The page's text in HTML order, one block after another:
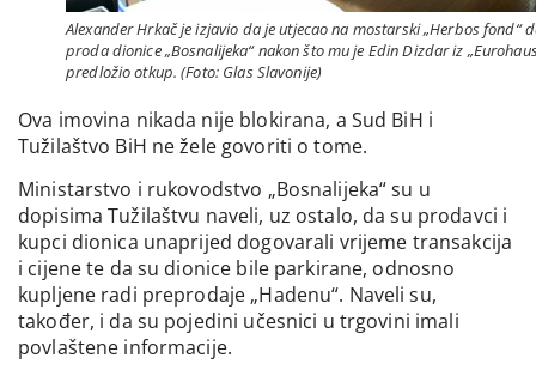
Alexander Hrkač je izjavio da je utjecao na mostarski „Herbos fond“
proda dionice „Bosnalijeka“ nakon što mu je Edin Dizdar iz
predložio otkup. (Foto: Glas Slavonije)
Ova imovina nikada nije blokirana, a Sud BiH i
Tužilaštvo BiH ne žele govoriti o tome.
Ministarstvo i rukovodstvo „Bosnalijeka“ su u
dopisima Tužilaštvu naveli, uz ostalo, da su prodavci i
kupci dionica unaprijed dogovarali vrijeme transakcija
i cijene te da su dionice bile parkirane, odnosno
kupljene radi preprodaje „Hadenu“. Naveli su,
također, i da su pojedini učesnici u trgovini imali
povlaštene informacije.